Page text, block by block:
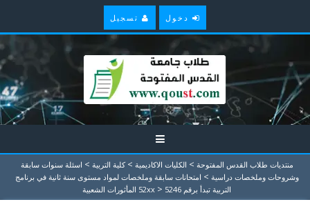
دخول تسجيل
منتديات طلاب القدس المفتوحة > الكليات الاكاديمية > كلية التربية > اسئلة سنوات سابقة
وشروحات وملخصات دراسية > امتحانات سابقة وملخصات لمواد مستوى سنة ثانية في برنامج
التربية تبدأ برقم 52xx
> 5246 المأثورات الشعبية